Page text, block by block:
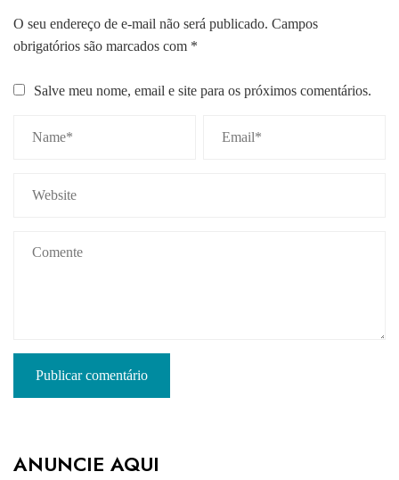
O seu endereço de e-mail não será publicado. Campos
obrigatórios são marcados com *
Salve meu nome, email e site para os próximos comentários.
ANUNCIE AQUI